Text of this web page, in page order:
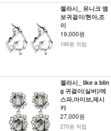
젤라시_ 유니크 엠
보귀걸이/현아,조
이
19,000원
190원 적립
젤라시_ like a blin
g 귀걸이(실버)/에
스파,아이브,제시
카
27,000원
270원 적립